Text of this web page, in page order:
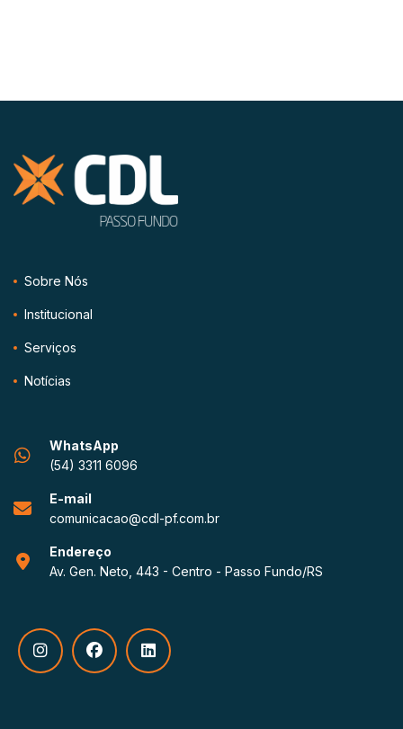
Sobre Nós
Institucional
Serviços
Notícias
WhatsApp
(54) 3311 6096
E-mail
comunicacao@cdl-pf.com.br
Endereço
Av. Gen. Neto, 443 - Centro - Passo Fundo/RS